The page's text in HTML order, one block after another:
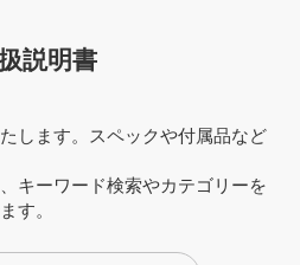
説明書
します。スペックや付属品など
キーワード検索やカテゴリーを
す。